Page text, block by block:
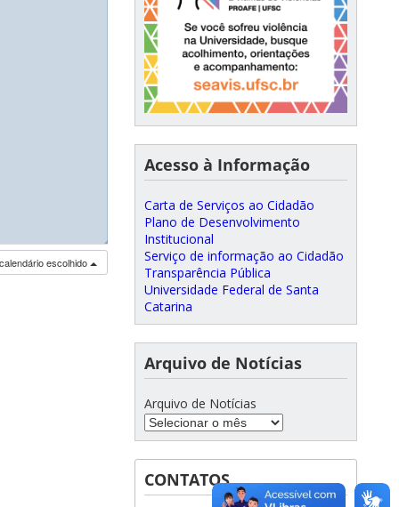
◢
escolhido
Acesso à Informação
Carta de Serviços ao Cidadão
Plano de Desenvolvimento
Institucional
Serviço de informação ao Cidadão
Transparência Pública
Universidade Federal de Santa
Catarina
Arquivo de Notícias
Arquivo de Notícias
CONTATOS